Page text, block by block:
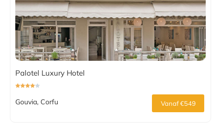
Palotel Luxury Hotel
Gouvia, Corfu Vanaf €549